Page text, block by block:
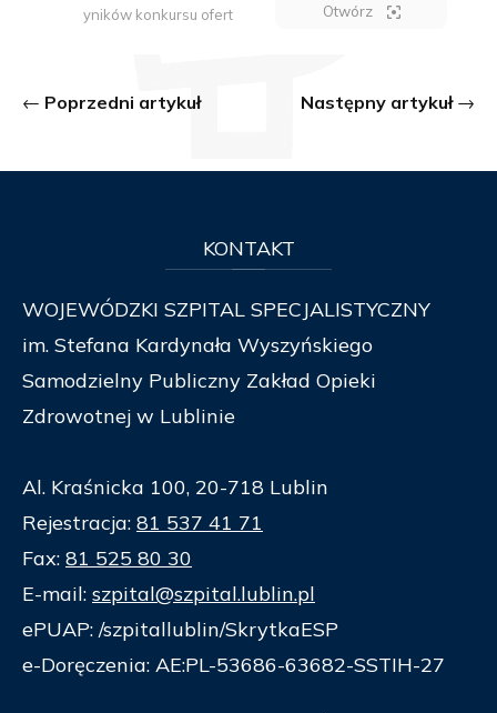
yników konkursu ofert Otwórz
Poprzedni artykuł Następny artykuł
KONTAKT
WOJEWÓDZKI SZPITAL SPECJALISTYCZNY
im. Stefana Kardynała Wyszyńskiego
Samodzielny Publiczny Zakład Opieki
Zdrowotnej w Lublinie
Al. Kraśnicka 100, 20-718 Lublin
Rejestracja: 81 537 41 71
Fax: 81 525 80 30
E-mail: szpital@szpital.lublin.pl
ePUAP: /szpitallublin/SkrytkaESP
e-Doręczenia: AE:PL-53686-63682-SSTIH-27